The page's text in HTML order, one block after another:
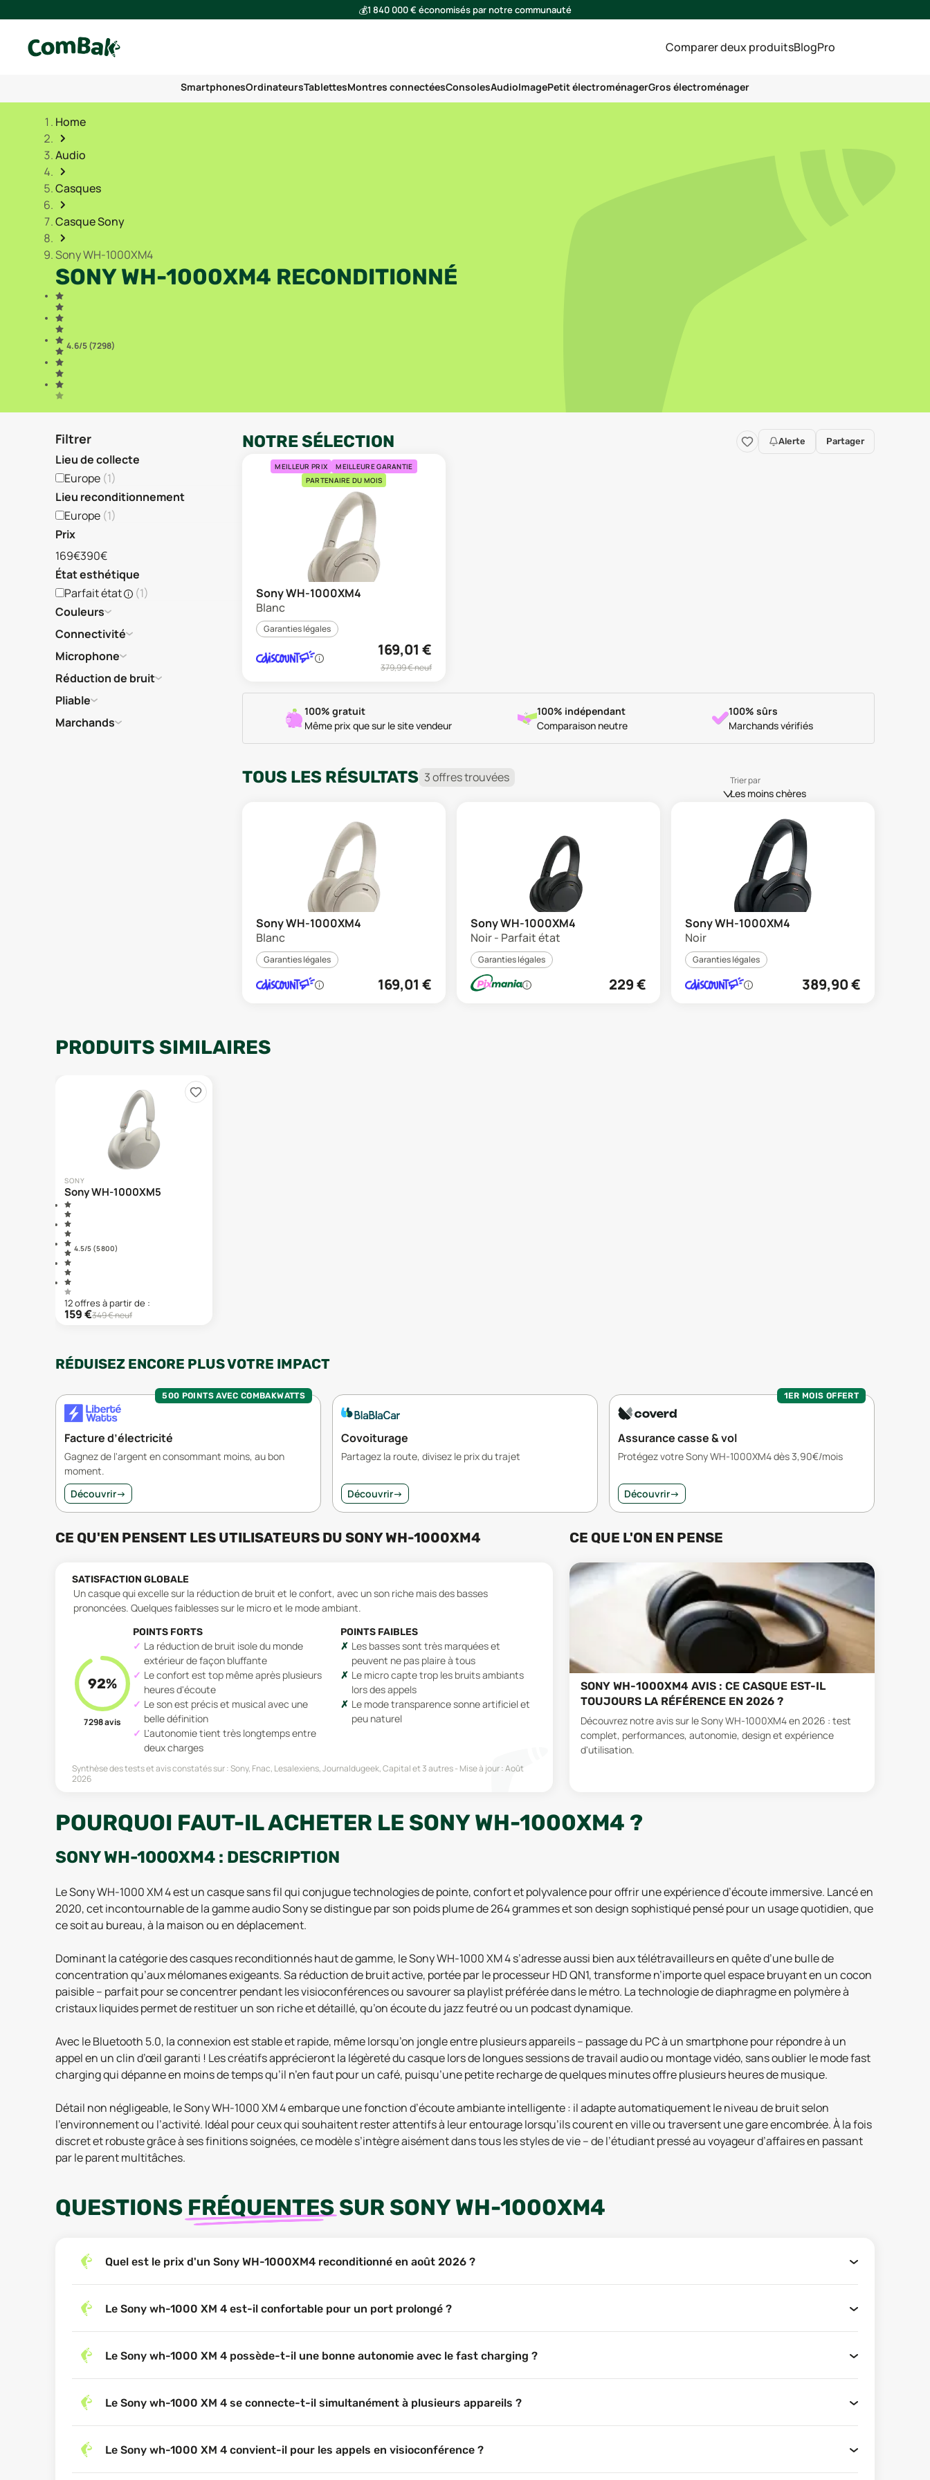
💰1 840 000 € économisés par notre communauté
Comparer deux produitsBlogPro
SmartphonesOrdinateursTablettesMontres connectéesConsolesAudioImagePetit électroménagerGros électroménager
Home
Audio
Casques
Casque Sony
Sony WH-1000XM4
SONY WH-1000XM4 RECONDITIONNÉ
4.6/5 (7 298)
Filtrer
Lieu de collecte
Europe (1)
Lieu reconditionnement
Europe (1)
Prix
169€390€
État esthétique
Parfait état
(1)
Couleurs
Connectivité
Microphone
Réduction de bruit
Pliable
Marchands
NOTRE SÉLECTION Alerte Partager
MEILLEUR PRIX
MEILLEURE GARANTIE
PARTENAIRE DU MOIS
Sony WH-1000XM4
Blanc
Garanties légales
169,01 €
379,99€ neuf
100% gratuit
Même prix que sur le site vendeur
100% indépendant
Comparaison neutre
100% sûrs
Marchands vérifiés
TOUS LES RÉSULTATS 3offrestrouvées Trier par
Les moins chères
Sony WH-1000XM4
Blanc
Garanties légales
169,01 €
Sony WH-1000XM4
Noir - Parfait état
Garanties légales
229€
Sony WH-1000XM4
Noir
Garanties légales
389,90€
PRODUITS SIMILAIRES
SONY
Sony WH-1000XM5
4.5/5 (5 800)
12offresà partir de :
159€349€ neuf
RÉDUISEZ ENCORE PLUS VOTRE IMPACT
500 POINTS AVEC COMBAKWATTS
Facture d’électricité
Gagnez de l'argent en consommant moins, au bon
moment.
Découvrir→
Covoiturage
Partagez la route, divisez le prix du trajet
Découvrir→
1ER MOIS OFFERT
Assurance casse & vol
Protégez votre Sony WH-1000XM4 dès 3,90€/mois
Découvrir→
CE QU'EN PENSENT LES UTILISATEURS DU SONY WH-1000XM4
SATISFACTION GLOBALE
Un casque qui excelle sur la réduction de bruit et le confort, avec un son riche mais des basses
prononcées. Quelques faiblesses sur le micro et le mode ambiant.
92%
7 298avis
POINTS FORTS
La réduction de bruit isole du monde
extérieur de façon bluffante
Le confort est top même après plusieurs
heures d'écoute
Le son est précis et musical avec une
belle définition
L'autonomie tient très longtemps entre
deux charges
POINTS FAIBLES
Les basses sont très marquées et
peuvent ne pas plaire à tous
Le micro capte trop les bruits ambiants
lors des appels
Le mode transparence sonne artificiel et
peu naturel
Synthèse des tests et avis constatés sur :Sony, Fnac, Lesalexiens, Journaldugeek, Capitalet 3 autres Mise à jour :Août
2026
CE QUE L'ON EN PENSE
SONY WH-1000XM4 AVIS : CE CASQUE EST-IL
TOUJOURS LA RÉFÉRENCE EN 2026 ?
Découvrez notre avis sur le Sony WH-1000XM4 en 2026 : test
complet, performances, autonomie, design et expérience
d'utilisation.
POURQUOI FAUT-IL ACHETER LE SONY WH-1000XM4 ?
SONY WH-1000XM4 : DESCRIPTION
Le Sony WH-1000 XM 4 est un casque sans fil qui conjugue technologies de pointe, confort et polyvalence pour offrir une expérience d’écoute immersive. Lancé en
2020, cet incontournable de la gamme audio Sony se distingue par son poids plume de 264 grammes et son design sophistiqué pensé pour un usage quotidien, que
ce soit au bureau, à la maison ou en déplacement.
Dominant la catégorie des casques reconditionnés haut de gamme, le Sony WH-1000 XM 4 s’adresse aussi bien aux télétravailleurs en quête d’une bulle de
concentration qu’aux mélomanes exigeants. Sa réduction de bruit active, portée par le processeur HD QN1, transforme n’importe quel espace bruyant en un cocon
paisible – parfait pour se concentrer pendant les visioconférences ou savourer sa playlist préférée dans le métro. La technologie de diaphragme en polymère à
cristaux liquides permet de restituer un son riche et détaillé, qu’on écoute du jazz feutré ou un podcast dynamique.
Avec le Bluetooth 5.0, la connexion est stable et rapide, même lorsqu’on jongle entre plusieurs appareils – passage du PC à un smartphone pour répondre à un
appel en un clin d’œil garanti ! Les créatifs apprécieront la légèreté du casque lors de longues sessions de travail audio ou montage vidéo, sans oublier le mode fast
charging qui dépanne en moins de temps qu’il n’en faut pour un café, puisqu’une petite recharge de quelques minutes offre plusieurs heures de musique.
Détail non négligeable, le Sony WH-1000 XM 4 embarque une fonction d’écoute ambiante intelligente : il adapte automatiquement le niveau de bruit selon
l’environnement ou l’activité. Idéal pour ceux qui souhaitent rester attentifs à leur entourage lorsqu’ils courent en ville ou traversent une gare encombrée. À la fois
discret et robuste grâce à ses finitions soignées, ce modèle s’intègre aisément dans tous les styles de vie – de l’étudiant pressé au voyageur d’affaires en passant
par le parent multitâches.
QUESTIONS FRÉQUENTES SUR SONY WH-1000XM4
Quel est le prix d'un Sony WH-1000XM4 reconditionné en août 2026 ?
Le Sony wh-1000 XM 4 est-il confortable pour un port prolongé ?
Le Sony wh-1000 XM 4 possède-t-il une bonne autonomie avec le fast charging ?
Le Sony wh-1000 XM 4 se connecte-t-il simultanément à plusieurs appareils ?
Le Sony wh-1000 XM 4 convient-il pour les appels en visioconférence ?